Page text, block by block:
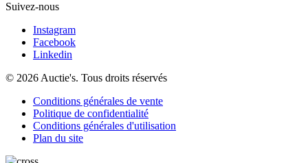
Suivez-nous
Instagram
Facebook
Linkedin
© 2026 Auctie's. Tous droits réservés
Conditions générales de vente
Politique de confidentialité
Conditions générales d'utilisation
Plan du site